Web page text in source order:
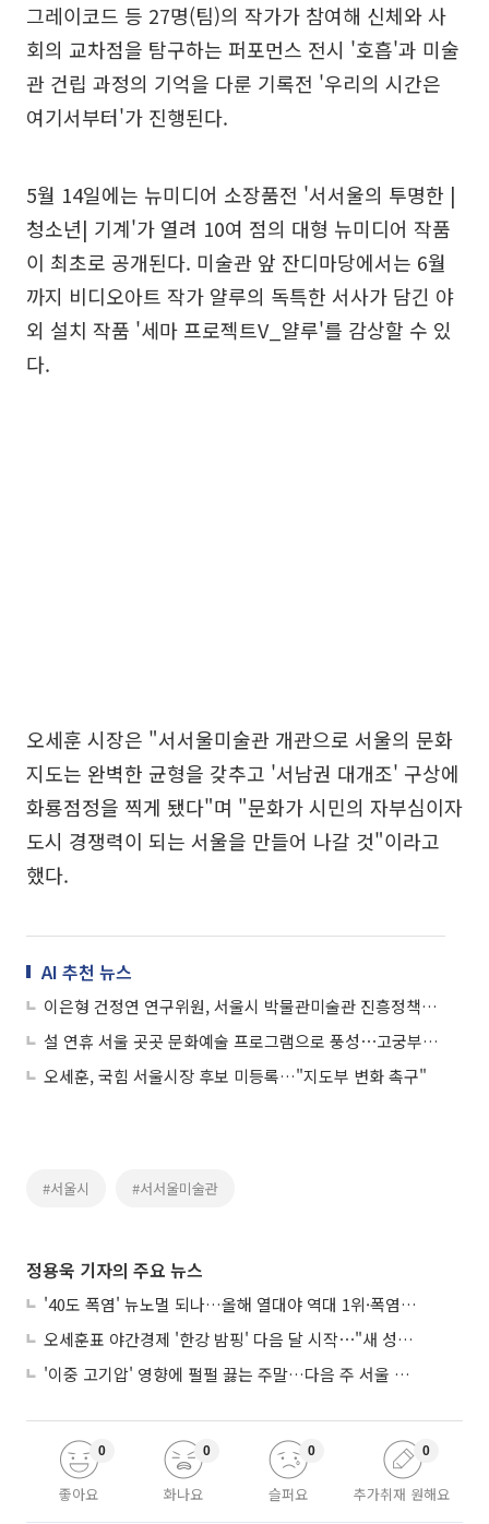
그레이코드 등 27명(팀)의 작가가 참여해 신체와 사
회의 교차점을 탐구하는 퍼포먼스 전시 '호흡'과 미술
관 건립 과정의 기억을 다룬 기록전 '우리의 시간은
여기서부터'가 진행된다.
5월 14일에는 뉴미디어 소장품전 '서서울의 투명한 |
청소년| 기계'가 열려 10여 점의 대형 뉴미디어 작품
이 최초로 공개된다. 미술관 앞 잔디마당에서는 6월
까지 비디오아트 작가 얄루의 독특한 서사가 담긴 야
외 설치 작품 '세마 프로젝트V_얄루'를 감상할 수 있
다.
오세훈 시장은 "서서울미술관 개관으로 서울의 문화
지도는 완벽한 균형을 갖추고 '서남권 대개조' 구상에
화룡점정을 찍게 됐다"며 "문화가 시민의 자부심이자
도시 경쟁력이 되는 서울을 만들어 나갈 것"이라고
했다.
AI 추천 뉴스
이은형 건정연 연구위원, 서울시 박물관미술관 진흥정책심의위 연임 위촉
설 연휴 서울 곳곳 문화예술 프로그램으로 풍성⋯고궁부터 공원까지
오세훈, 국힘 서울시장 후보 미등록…"지도부 변화 촉구"
#서울시 #서서울미술관
정용욱 기자의 주요 뉴스
'40도 폭염' 뉴노멀 되나…올해 열대야 역대 1위·폭염일수 평년 3배 넘어
오세훈표 야간경제 '한강 밤핑' 다음 달 시작⋯"새 성장동력 만들 것"
'이중 고기압' 영향에 펄펄 끓는 주말…다음 주 서울 포함 서쪽이 더 덥다
좋아요
0
화나요
0
슬퍼요
0
추가취재 원해요
0